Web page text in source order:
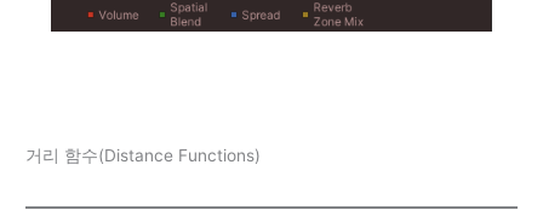
거리 함수(Distance Functions)